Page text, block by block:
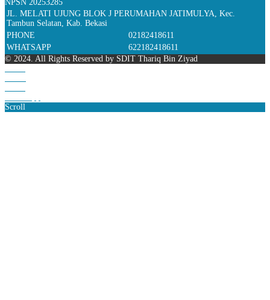
NPSN 20253285
JL. MELATI UJUNG BLOK J PERUMAHAN JATIMULYA, Kec.
Tambun Selatan, Kab. Bekasi
PHONE
02182418611
WHATSAPP
622182418611
© 2024. All Rights Reserved by SDIT Thariq Bin Ziyad
Scroll